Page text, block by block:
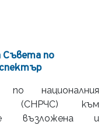
Съвета по
националния
(СНРЧС) към
възложена и